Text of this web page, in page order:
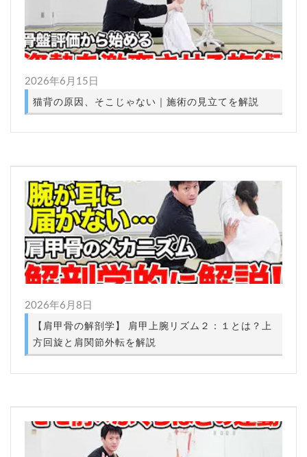
2026年6月15日
猫背の原因、そこじゃない｜施術の見立てを解説
2026年6月8日
【肩甲骨の解剖学】 肩甲上腕リズム２：１とは？上
方回旋と肩関節外転を解説